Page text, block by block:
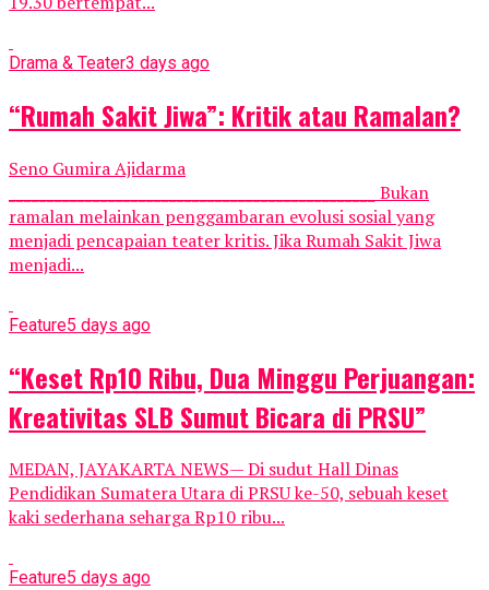
Drama & Teater3 days ago
“Rumah Sakit Jiwa”: Kritik atau Ramalan?
Seno Gumira Ajidarma
________________________________________________ Bukan
ramalan melainkan penggambaran evolusi sosial yang
menjadi pencapaian teater kritis. Jika Rumah Sakit Jiwa
menjadi...
Feature5 days ago
“Keset Rp10 Ribu, Dua Minggu Perjuangan:
Kreativitas SLB Sumut Bicara di PRSU”
MEDAN, JAYAKARTA NEWS— Di sudut Hall Dinas
Pendidikan Sumatera Utara di PRSU ke-50, sebuah keset
kaki sederhana seharga Rp10 ribu...
Feature5 days ago